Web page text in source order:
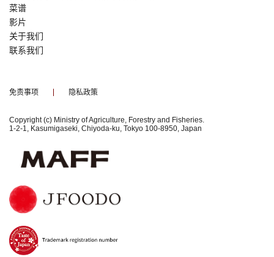
菜谱
影片
关于我们
联系我们
免责事项 隐私政策
Copyright (c) Ministry of Agriculture, Forestry and Fisheries.
1-2-1, Kasumigaseki, Chiyoda-ku, Tokyo 100-8950, Japan